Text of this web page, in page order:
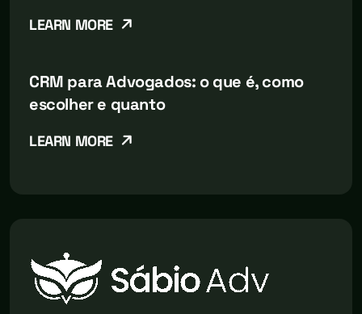
LEARN MORE
CRM para Advogados: o que é, como
escolher e quanto
LEARN MORE